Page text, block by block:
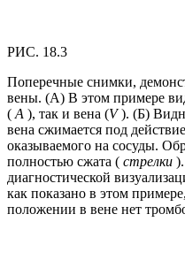
РИС. 18.3
Поперечные снимки,
вены. (A) В этом примере
( A ), так и вена (V). (Б)
вена сжимается под
оказываемого на сосуды.
полностью сжата ( стрелки
диагностической
как показано в этом
положении в вене нет